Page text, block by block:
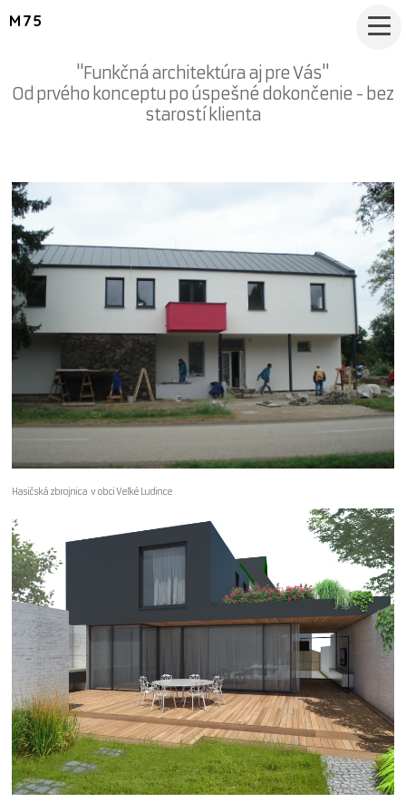
M75
"Funkčná architektúra aj pre Vás"
Od prvého konceptu po úspešné dokončenie - bez
starostí klienta
Hasičská zbrojnica v obci Veľké Ludince